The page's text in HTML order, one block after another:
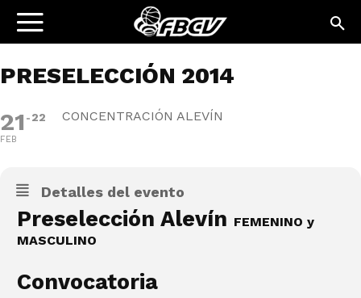
PRESELECCIÓN 2014
21
FEB
22 CONCENTRACIÓN ALEVÍN
Detalles del evento
Preselección Alevín FEMENINO y
MASCULINO
Convocatoria